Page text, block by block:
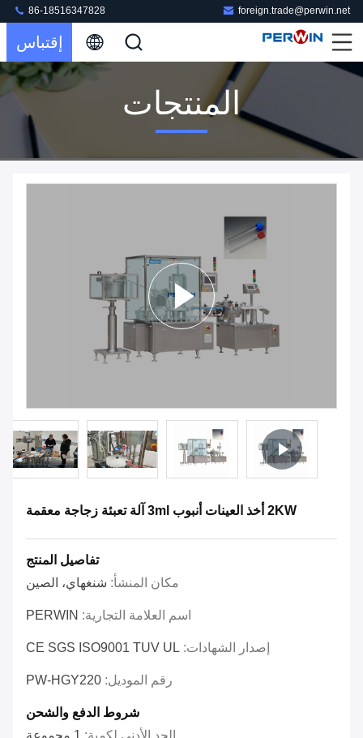
foreign.trade@perwin.net
86-18516347828
إقتباس
المنتجات
2KW أخذ العينات أنبوب 3ml آلة تعبئة زجاجة معقمة
تفاصيل المنتج
مكان المنشأ: شنغهاي، الصين
اسم العلامة التجارية: PERWIN
إصدار الشهادات: CE SGS ISO9001 TUV UL
رقم الموديل: PW-HGY220
شروط الدفع والشحن